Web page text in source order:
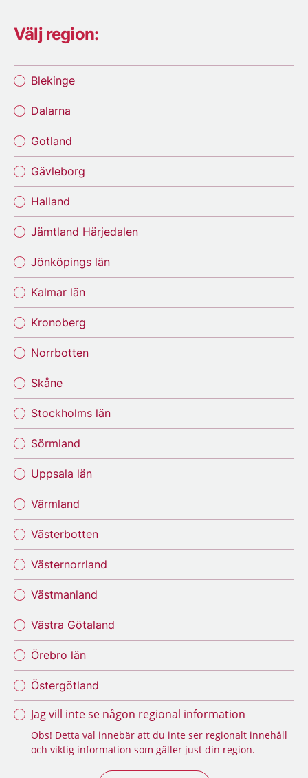
Välj region:
Blekinge
Dalarna
Gotland
Gävleborg
Halland
Jämtland Härjedalen
Jönköpings län
Kalmar län
Kronoberg
Norrbotten
Skåne
Stockholms län
Sörmland
Uppsala län
Värmland
Västerbotten
Västernorrland
Västmanland
Västra Götaland
Örebro län
Östergötland
Jag vill inte se någon regional information
Obs! Detta val innebär att du inte ser regionalt innehåll
och viktig information som gäller just din region.